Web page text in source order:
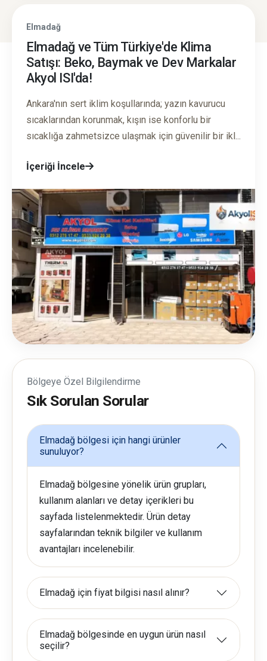
Elmadağ
Elmadağ ve Tüm Türkiye'de Klima
Satışı: Beko, Baymak ve Dev Markalar
Akyol ISI'da!
Ankara'nın sert iklim koşullarında; yazın kavurucu
sıcaklarından korunmak, kışın ise konforlu bir
sıcaklığa zahmetsizce ulaşmak için güvenilir bir ikl...
İçeriği İncele
Bölgeye Özel Bilgilendirme
Sık Sorulan Sorular
Elmadağ bölgesi için hangi ürünler
sunuluyor?
Elmadağ bölgesine yönelik ürün grupları,
kullanım alanları ve detay içerikleri bu
sayfada listelenmektedir. Ürün detay
sayfalarından teknik bilgiler ve kullanım
avantajları incelenebilir.
Elmadağ için fiyat bilgisi nasıl alınır?
Elmadağ bölgesinde en uygun ürün nasıl
seçilir?